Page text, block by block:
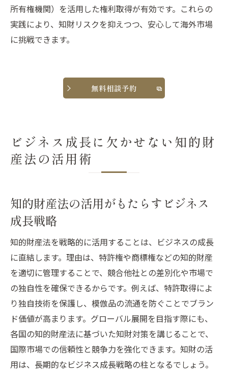
所有権機関）を活用した権利取得が有効です。これらの
実践により、知財リスクを抑えつつ、安心して海外市場
に挑戦できます。
無料相談予約
ビジネス成長に欠かせない知的財
産法の活用術
知的財産法の活用がもたらすビジネス
成長戦略
知的財産法を戦略的に活用することは、ビジネスの成長
に直結します。理由は、特許権や商標権などの知的財産
を適切に管理することで、競合他社との差別化や市場で
の独自性を確保できるからです。例えば、特許取得によ
り独自技術を保護し、模倣品の流通を防ぐことでブラン
ド価値が高まります。グローバル展開を目指す際にも、
各国の知的財産法に基づいた知財対策を講じることで、
国際市場での信頼性と競争力を強化できます。知財の活
用は、長期的なビジネス成長戦略の柱となるでしょう。